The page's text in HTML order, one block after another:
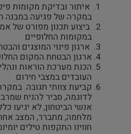
איתור ובדיקת מקומות
במקרה של פגיעה במבנה
ביצוע תכנון מפורט של
במקומות החלופיים
ארגון פינוי המוצגים
ארגון הבטחת המקום
הכנת מערכת הוראות
העובדים במצבי חירום
קביעת צוותי תגובה.
לדוגמה, סביר להניח
אנשי הביטחון, לא יגיעו
מלחמה, מתברר, המצב
חווינו התקפות טילים